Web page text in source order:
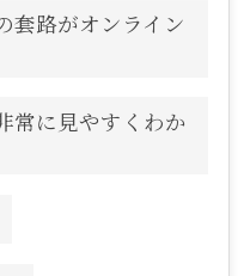
套路がオンライン
常に見やすくわか